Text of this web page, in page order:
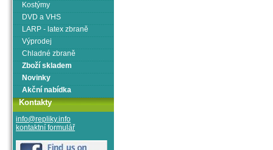
Kostýmy
DVD a VHS
LARP - latex zbraně
Výprodej
Chladné zbraně
Zboží skladem
Novinky
Akční nabídka
Kontakty
info@repliky.info
kontaktní formulář